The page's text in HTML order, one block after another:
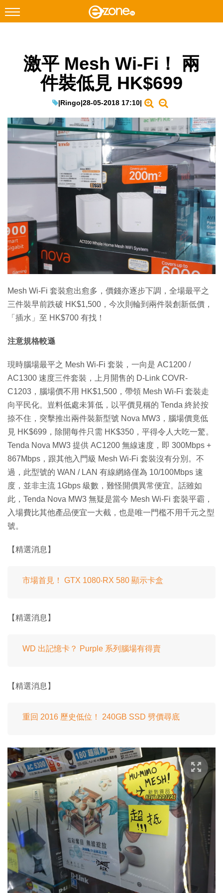
Facebook Instagram
遊戲動漫
教學評測
IT Times
生成式AI與雲端應用
Enterprise Digital Transformation
特集
激平 Mesh Wi-Fi！ 兩
件裝低見 HK$699
|Ringo|28-05-2018 17:10|
Mesh Wi-Fi 套裝愈出愈多，價錢亦逐步下調，全場最平之
三件裝早前跌破 HK$1,500，今次則輪到兩件裝創新低價，
「插水」至 HK$700 有找！
注意規格較遜
現時腦場最平之 Mesh Wi-Fi 套裝，一向是 AC1200 /
AC1300 速度三件套裝，上月開售的 D-Link COVR-
C1203，腦場價不用 HK$1,500，帶領 Mesh Wi-Fi 套裝走
向平民化。豈料低處未算低，以平價見稱的 Tenda 終於按
捺不住，突擊推出兩件裝新型號 Nova MW3，腦場價竟低
見 HK$699，除開每件只需 HK$350，平得令人大吃一驚。
Tenda Nova MW3 提供 AC1200 無線速度，即 300Mbps +
867Mbps，跟其他入門級 Mesh Wi-Fi 套裝沒有分別。不
過，此型號的 WAN / LAN 有線網絡僅為 10/100Mbps 速
度，並非主流 1Gbps 級數，難怪開價異常便宜。話雖如
此，Tenda Nova MW3 無疑是當今 Mesh Wi-Fi 套裝平霸，
入場費比其他產品便宜一大截，也是唯一門檻不用千元之型
號。
【精選消息】
市場首見！ GTX 1080‧RX 580 顯示卡盒
【精選消息】
WD 出記憶卡？ Purple 系列腦場有得賣
【精選消息】
重回 2016 歷史低位！ 240GB SSD 劈價尋底